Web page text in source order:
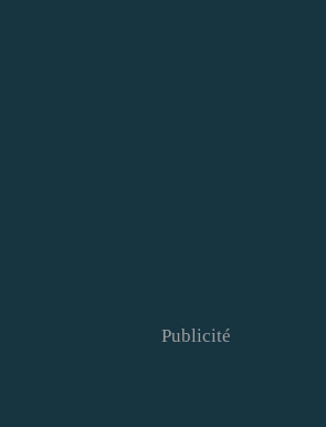
Publicité